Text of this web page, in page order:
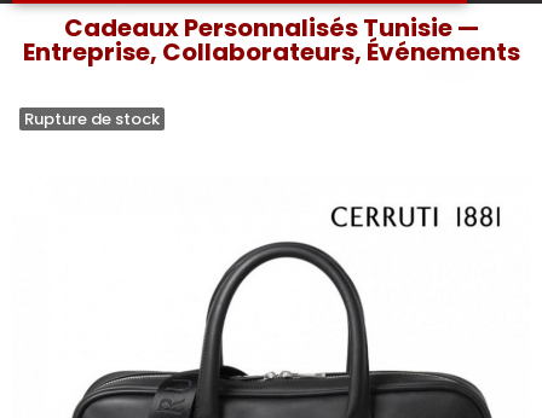
Cadeaux Personnalisés Tunisie —
Entreprise, Collaborateurs, Événements
Rupture de stock